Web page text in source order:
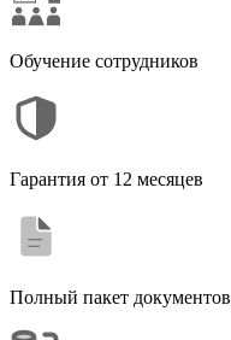
Обучение сотрудников
Гарантия от 12 месяцев
Полный пакет документов